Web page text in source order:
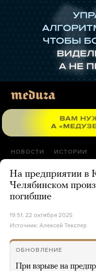
НОВОСТИ ИСТОРИИ
На предприятии в
Челябинском
погибшие
19:51, 22 октября 2025
Источник: Алексей Текслер
ОБНОВЛЕНИЕ
При взрыве на